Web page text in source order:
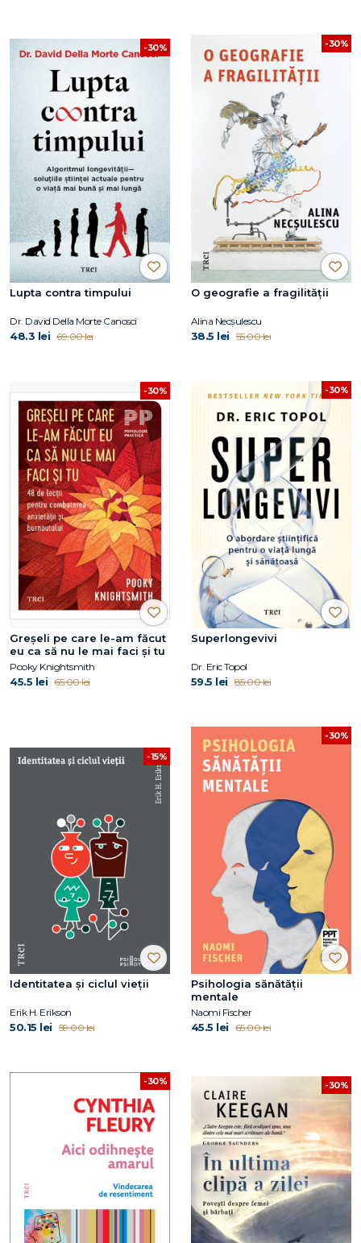
-30%
Lupta contra timpului
Dr. David Della Morte Canosci
48.3 lei 69.00 lei
-30%
O geografie a fragilității
Alina Necșulescu
38.5 lei 55.00 lei
-30%
Greșeli pe care le-am făcut
eu ca să nu le mai faci și tu
Pooky Knightsmith
45.5 lei 65.00 lei
-30%
Superlongevivi
Dr. Eric Topol
59.5 lei 85.00 lei
-15%
Identitatea și ciclul vieții
Erik H. Erikson
50.15 lei 59.00 lei
-30%
Psihologia sănătății
mentale
Naomi Fischer
45.5 lei 65.00 lei
-30% -30%